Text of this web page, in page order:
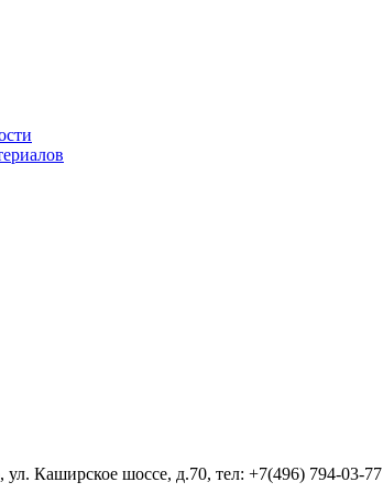
Каширское шоссе, д.70, тел: +7(496) 794-03-77